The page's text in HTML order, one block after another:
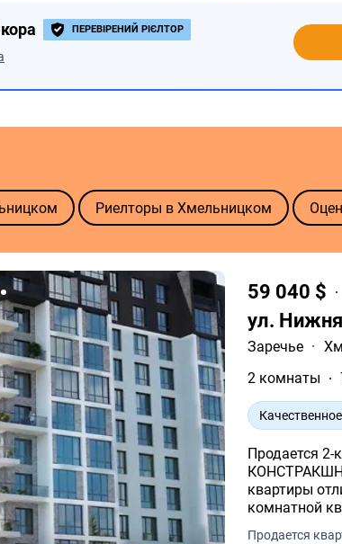
ПЕРЕВІРЕНИЙ РІЄЛТОР
Риелторы в Хмельницком
59 040 $
ул.
Заречье ·
2 комнаты
Продается
квартиры
комнатной
Продается